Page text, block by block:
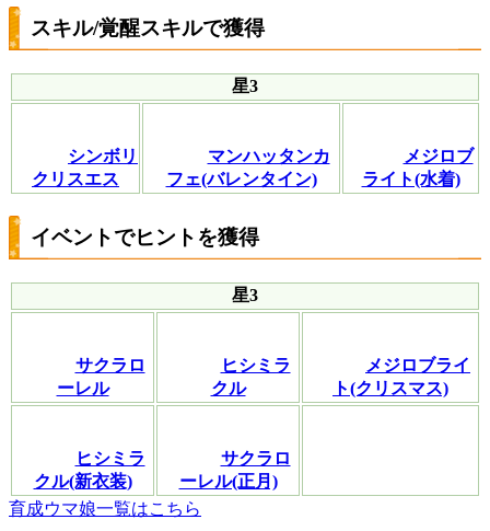
スキル/覚醒スキルで獲得
星3
シンボリ
クリスエス
マンハッタンカ
フェ(バレンタイン)
メジロブ
ライト(水着)
イベントでヒントを獲得
星3
サクラロ
ーレル
ヒシミラ
クル
メジロブライ
ト(クリスマス)
ヒシミラ
クル(新衣装)
サクラロ
ーレル(正月)
育成ウマ娘一覧はこちら